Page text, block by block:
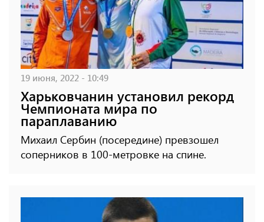
19 июня, 2022 - 10:49
Харьковчанин установил рекорд
Чемпионата мира по
параплаванию
Михаил Сербин (посередине) превзошел
соперников в 100-метровке на спине.